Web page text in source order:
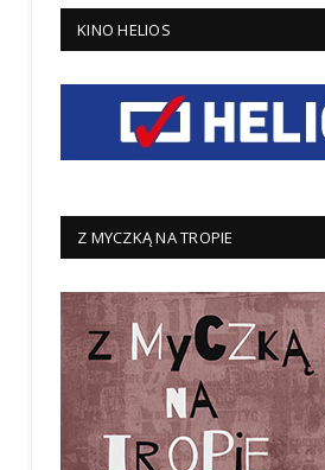
KINO HELIOS
Z MYCZKĄ NA TROPIE